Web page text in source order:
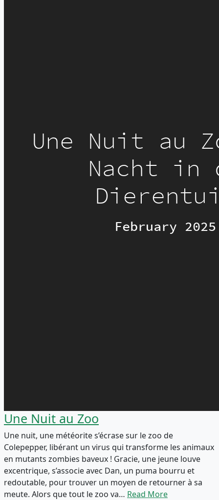
Une Nuit au Zoo
Une nuit, une météorite s’écrase sur le zoo de
Colepepper, libérant un virus qui transforme les animaux
en mutants zombies baveux ! Gracie, une jeune louve
excentrique, s’associe avec Dan, un puma bourru et
redoutable, pour trouver un moyen de retourner à sa
meute. Alors que tout le zoo va… Read More